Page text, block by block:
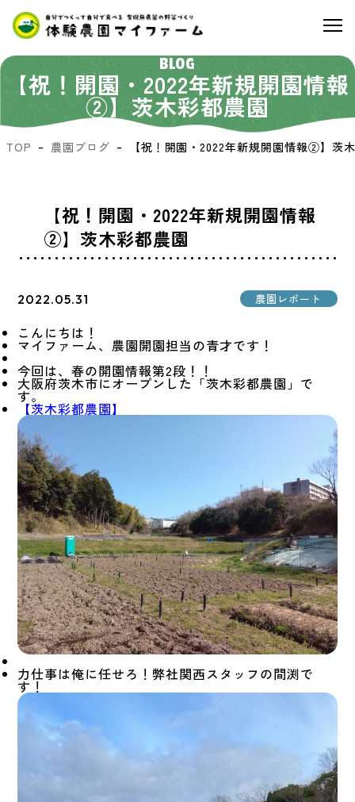
BLOG
【祝！開園・2022年新規開園情報
②】茨木彩都農園
TOP 農園ブログ 【祝！開園・2022年新規開園情報②】茨
【祝！開園・2022年新規開園情報
②】茨木彩都農園
2022.05.31 農園レポート
こんにちは！
マイファーム、農園開園担当の青才です！
今回は、春の開園情報第2段！！
大阪府茨木市にオープンした「茨木彩都農園」で
す。
【茨木彩都農園】
力仕事は俺に任せろ！弊社関西スタッフの間渕で
す！